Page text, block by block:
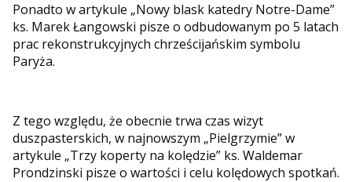
Ponadto w artykule „Nowy blask katedry Notre-Dame”
ks. Marek Łangowski pisze o odbudowanym po 5 latach
prac rekonstrukcyjnych chrześcijańskim symbolu
Paryża.
Z tego względu, że obecnie trwa czas wizyt
duszpasterskich, w najnowszym „Pielgrzymie” w
artykule „Trzy koperty na kolędzie” ks. Waldemar
Prondzinski pisze o wartości i celu kolędowych spotkań.